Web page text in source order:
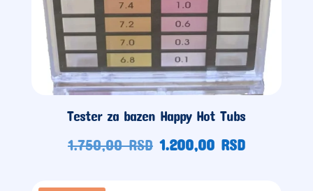
Tester za bazen Happy Hot Tubs
1.750,00RSD Originalna
1.200,00RSDTrenutna